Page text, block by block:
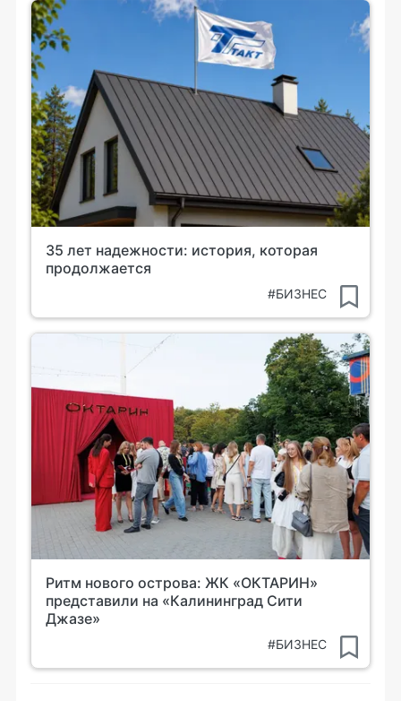
35 лет надежности: история, которая
продолжается
#БИЗНЕС
Ритм нового острова: ЖК «ОКТАРИН»
представили на «Калининград Сити
Джазе»
#БИЗНЕС